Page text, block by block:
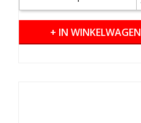
+ IN WINKELWAGEN